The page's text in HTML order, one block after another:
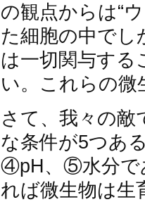
の観点からは“
た細胞の中でし
は一切関与す
い。これらの微
さて、我々の敵
な条件が5つあ
④pH、⑤水分で
れば微生物は生